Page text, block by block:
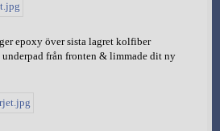
epoxy över sista lagret kolfiber
från fronten & limmade dit ny